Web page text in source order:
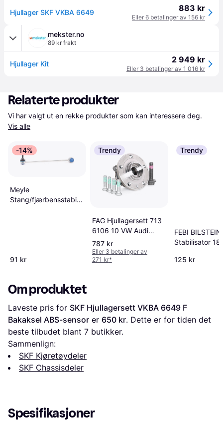
Hjullager SKF VKBA 6649 883 kr
Eller 6 betalinger av 156 kr
mekster.no
89 kr frakt
Hjullager Kit 2 949 kr
Eller 3 betalinger av 1 016 kr
Relaterte produkter
Vis alle
-14%
Meyle
Stang/fjærbensstabilisator
91 kr
Trendy
FAG Hjullagersett 713
6106 10 VW Audi
Skoda Golf V
Schrägheck 1K1
TOURAN 1T1 1T2
787 kr
Eller 3 betalinger av
271 kr*
Trendy
FEBI BILSTEIN
Stabilisator
125 kr
Om produktet
Laveste pris for SKF Hjullagersett VKBA 6649 F
Bakaksel ABS-sensor er 650 kr. Dette er for tiden det
beste tilbudet blant 7 butikker.
Sammenlign:
SKF Kjøretøydeler
SKF Chassisdeler
Spesifikasjoner